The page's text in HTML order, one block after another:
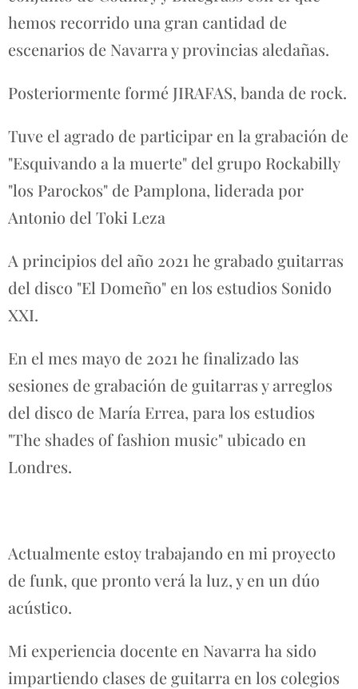
hemos recorrido una gran cantidad de
escenarios de Navarra y provincias aledañas.
Posteriormente formé JIRAFAS, banda de rock.
Tuve el agrado de participar en la grabación de
"Esquivando a la muerte" del grupo Rockabilly
"los Parockos" de Pamplona, liderada por
Antonio del Toki Leza
A principios del año 2021 he grabado guitarras
del disco "El Domeño" en los estudios Sonido
XXI.
En el mes mayo de 2021 he finalizado las
sesiones de grabación de guitarras y arreglos
del disco de María Errea, para los estudios
"The shades of fashion music" ubicado en
Londres.
Actualmente estoy trabajando en mi proyecto
de funk, que pronto verá la luz, y en un dúo
acústico.
Mi experiencia docente en Navarra ha sido
impartiendo clases de guitarra en los colegios